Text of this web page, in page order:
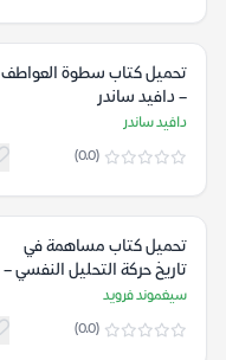
تحميل كتاب سطوة العواطف
– دافيد ساندر
دافيد ساندر
(0.0)
تحميل كتاب ‫مساهمة في
تاريخ حركة التحليل النفسي –
سيغموند فرويد
سيغموند فرويد
(0.0)